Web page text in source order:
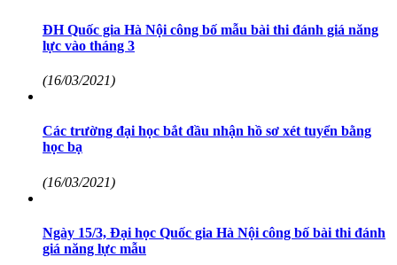
ĐH Quốc gia Hà Nội công bố mẫu bài thi đánh giá năng
lực vào tháng 3
(16/03/2021)
Các trường đại học bắt đầu nhận hồ sơ xét tuyển bằng
học bạ
(16/03/2021)
Ngày 15/3, Đại học Quốc gia Hà Nội công bố bài thi đánh
giá năng lực mẫu